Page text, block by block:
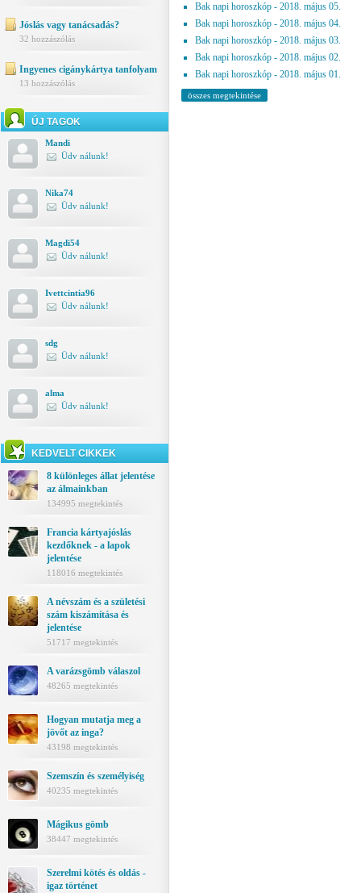
Jóslás vagy tanácsadás?
32 hozzászólás
Ingyenes cigánykártya tanfolyam
13 hozzászólás
ÚJ TAGOK
Mandi
Üdv nálunk!
Nika74
Üdv nálunk!
Magdi54
Üdv nálunk!
Ivettcintia96
Üdv nálunk!
sdg
Üdv nálunk!
alma
Üdv nálunk!
KEDVELT CIKKEK
8 különleges állat jelentése
az álmainkban
134995 megtekintés
Francia kártyajóslás
kezdőknek - a lapok
jelentése
118016 megtekintés
A névszám és a születési
szám kiszámítása és
jelentése
51717 megtekintés
A varázsgömb válaszol
48265 megtekintés
Hogyan mutatja meg a
jövőt az inga?
43198 megtekintés
Szemszín és személyiség
40235 megtekintés
Mágikus gömb
38447 megtekintés
Szerelmi kötés és oldás -
igaz történet
Bak napi horoszkóp - 2018. május 05.
Bak napi horoszkóp - 2018. május 04.
Bak napi horoszkóp - 2018. május 03.
Bak napi horoszkóp - 2018. május 02.
Bak napi horoszkóp - 2018. május 01.
összes megtekintése